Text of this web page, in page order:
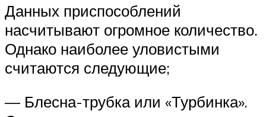
Данных приспособлений
насчитывают огромное количество.
Однако наиболее уловистыми
считаются следующие;
— Блесна-трубка или «Турбинка».